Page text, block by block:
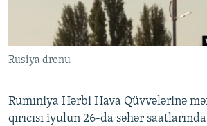
Rusiya dronu
Rumıniya Hərbi Hava Qüvvələrinə
qırıcısı iyulun 26-da səhər